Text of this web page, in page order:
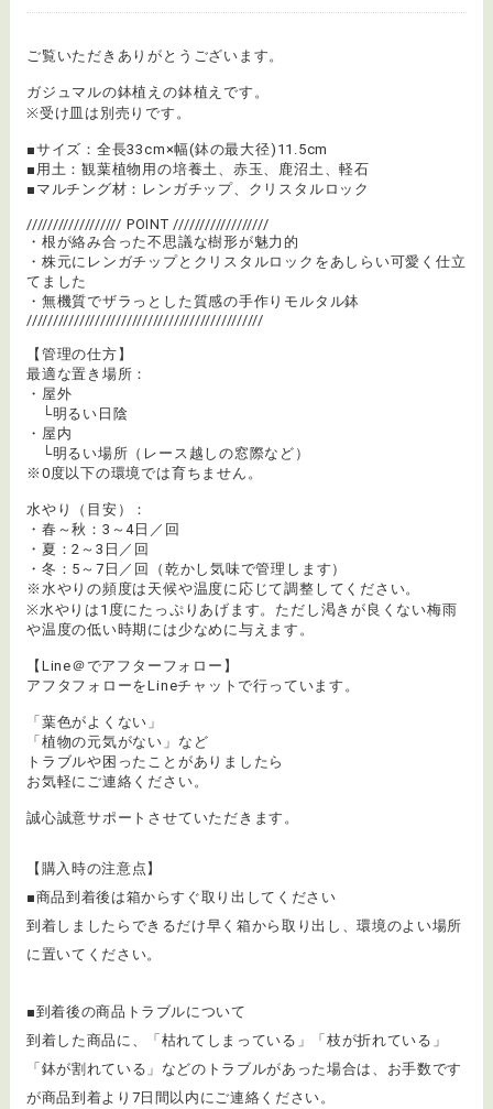
ご覧いただきありがとうございます。
ガジュマルの鉢植えの鉢植えです。
※受け皿は別売りです。
■サイズ：全長33cm×幅(鉢の最大径)11.5cm
■用土：観葉植物用の培養土、赤玉、鹿沼土、軽石
■マルチング材：レンガチップ、クリスタルロック
////////////////// POINT //////////////////
・根が絡み合った不思議な樹形が魅力的
・株元にレンガチップとクリスタルロックをあしらい可愛く仕立
てました
・無機質でザラっとした質感の手作りモルタル鉢
/////////////////////////////////////////////
【管理の仕方】
最適な置き場所：
・屋外
└明るい日陰
・屋内
└明るい場所（レース越しの窓際など）
※0度以下の環境では育ちません。
水やり（目安）：
・春～秋：3～4日／回
・夏：2～3日／回
・冬：5～7日／回（乾かし気味で管理します）
※水やりの頻度は天候や温度に応じて調整してください。
※水やりは1度にたっぷりあげます。ただし渇きが良くない梅雨
や温度の低い時期には少なめに与えます。
【Line＠でアフターフォロー】
アフタフォローをLineチャットで行っています。
「葉色がよくない」
「植物の元気がない」など
トラブルや困ったことがありましたら
お気軽にご連絡ください。
誠心誠意サポートさせていただきます。
【購入時の注意点】
■商品到着後は箱からすぐ取り出してください
到着しましたらできるだけ早く箱から取り出し、環境のよい場所
に置いてください。
■到着後の商品トラブルについて
​到着した商品に、「枯れてしまっている」「枝が折れている」
「鉢が割れている」などのトラブルがあった場合は、お手数です
が商品到着より7日間以内にご連絡ください。